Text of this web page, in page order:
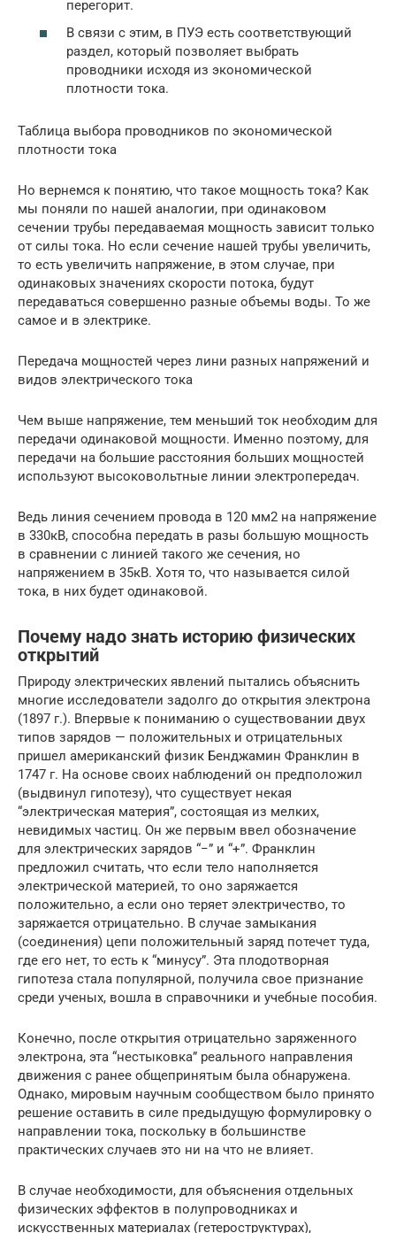
перегорит.
В связи с этим, в ПУЭ есть соответствующий
раздел, который позволяет выбрать
проводники исходя из экономической
плотности тока.
Таблица выбора проводников по экономической
плотности тока
Но вернемся к понятию, что такое мощность тока? Как
мы поняли по нашей аналогии, при одинаковом
сечении трубы передаваемая мощность зависит только
от силы тока. Но если сечение нашей трубы увеличить,
то есть увеличить напряжение, в этом случае, при
одинаковых значениях скорости потока, будут
передаваться совершенно разные объемы воды. То же
самое и в электрике.
Передача мощностей через лини разных напряжений и
видов электрического тока
Чем выше напряжение, тем меньший ток необходим для
передачи одинаковой мощности. Именно поэтому, для
передачи на большие расстояния больших мощностей
используют высоковольтные линии электропередач.
Ведь линия сечением провода в 120 мм2 на напряжение
в 330кВ, способна передать в разы большую мощность
в сравнении с линией такого же сечения, но
напряжением в 35кВ. Хотя то, что называется силой
тока, в них будет одинаковой.
Почему надо знать историю физических
открытий
Природу электрических явлений пытались объяснить
многие исследователи задолго до открытия электрона
(1897 г.). Впервые к пониманию о существовании двух
типов зарядов — положительных и отрицательных
пришел американский физик Бенджамин Франклин в
1747 г. На основе своих наблюдений он предположил
(выдвинул гипотезу), что существует некая
“электрическая материя”, состоящая из мелких,
невидимых частиц. Он же первым ввел обозначение
для электрических зарядов “−” и “+”. Франклин
предложил считать, что если тело наполняется
электрической материей, то оно заряжается
положительно, а если оно теряет электричество, то
заряжается отрицательно. В случае замыкания
(соединения) цепи положительный заряд потечет туда,
где его нет, то есть к “минусу”. Эта плодотворная
гипотеза стала популярной, получила свое признание
среди ученых, вошла в справочники и учебные пособия.
Конечно, после открытия отрицательно заряженного
электрона, эта “нестыковка” реального направления
движения с ранее общепринятым была обнаружена.
Однако, мировым научным сообществом было принято
решение оставить в силе предыдущую формулировку о
направлении тока, поскольку в большинстве
практических случаев это ни на что не влияет.
В случае необходимости, для объяснения отдельных
физических эффектов в полупроводниках и
искусственных материалах (гетероструктурах),